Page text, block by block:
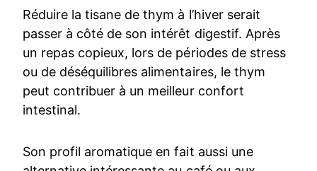
Réduire la tisane de thym à l’hiver serait
passer à côté de son intérêt digestif. Après
un repas copieux, lors de périodes de stress
ou de déséquilibres alimentaires, le thym
peut contribuer à un meilleur confort
intestinal.
Son profil aromatique en fait aussi une